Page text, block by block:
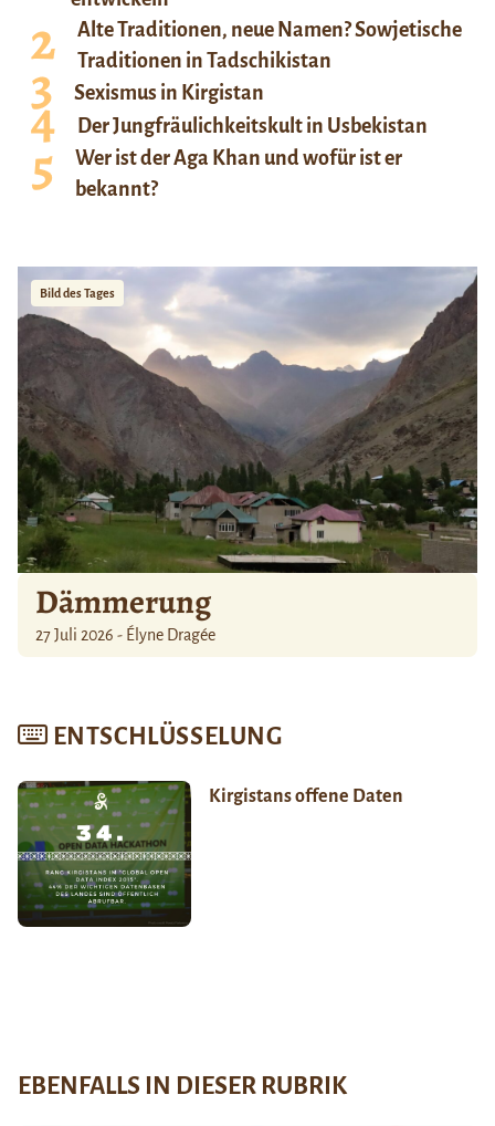
Alte Traditionen, neue Namen? Sowjetische
Traditionen in Tadschikistan
Sexismus in Kirgistan
Der Jungfräulichkeitskult in Usbekistan
Wer ist der Aga Khan und wofür ist er
bekannt?
Bild des Tages
Dämmerung
27 Juli 2026 - Élyne Dragée
ENTSCHLÜSSELUNG
Kirgistans offene Daten
EBENFALLS IN DIESER RUBRIK